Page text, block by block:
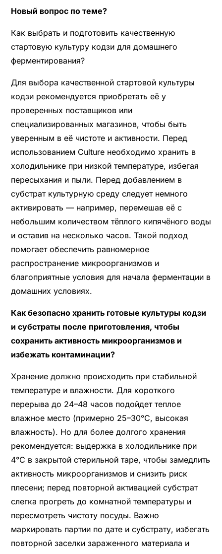
Новый вопрос по теме?
Как выбрать и подготовить качественную
стартовую культуру кодзи для домашнего
ферментирования?
Для выбора качественной стартовой культуры
кодзи рекомендуется приобретать её у
проверенных поставщиков или
специализированных магазинов, чтобы быть
уверенным в её чистоте и активности. Перед
использованием Culture необходимо хранить в
холодильнике при низкой температуре, избегая
пересыхания и пыли. Перед добавлением в
субстрат культурную среду следует немного
активировать — например, перемешав её с
небольшим количеством тёплого кипячёного воды
и оставив на несколько часов. Такой подход
помогает обеспечить равномерное
распространение микроорганизмов и
благоприятные условия для начала ферментации в
домашних условиях.
Как безопасно хранить готовые культуры кодзи
и субстраты после приготовления, чтобы
сохранить активность микроорганизмов и
избежать контаминации?
Хранение должно происходить при стабильной
температуре и влажности. Для короткого
перерыва до 24–48 часов подойдет теплое
влажное место (примерно 25–30°C, высокая
влажность). Но для более долгого хранения
рекомендуется: выдержка в холодильнике при
4°C в закрытой стерильной таре, чтобы замедлить
активность микроорганизмов и снизить риск
плесени; перед повторной активацией субстрат
слегка прогреть до комнатной температуры и
пересмотреть чистоту посуды. Важно
маркировать партии по дате и субстрату, избегать
повторной заселки зараженного материала и